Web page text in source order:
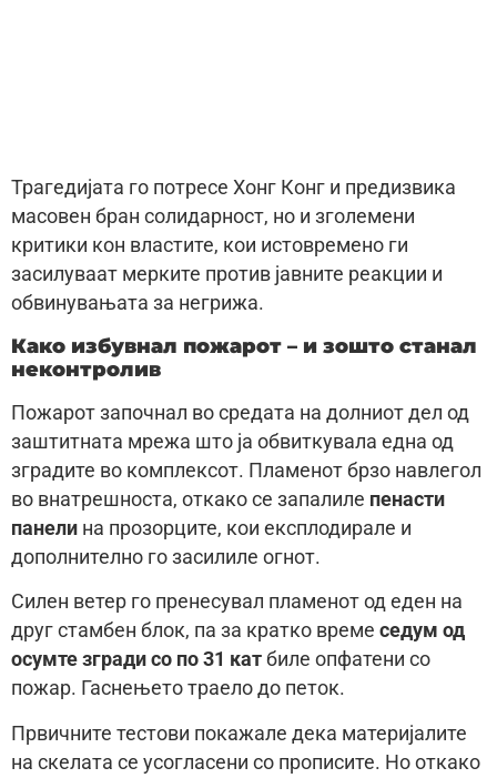
Трагедијата го потресе Хонг Конг и предизвика
масовен бран солидарност, но и зголемени
критики кон властите, кои истовремено ги
засилуваат мерките против јавните реакции и
обвинувањата за негрижа.
Како избувнал пожарот – и зошто станал
неконтролив
Пожарот започнал во средата на долниот дел од
заштитната мрежа што ја обвиткувала една од
зградите во комплексот. Пламенот брзо навлегол
во внатрешноста, откако се запалиле пенасти
панели на прозорците, кои експлодирале и
дополнително го засилиле огнот.
Силен ветер го пренесувал пламенот од еден на
друг стамбен блок, па за кратко време седум од
осумте згради со по 31 кат биле опфатени со
пожар. Гаснењето траело до петок.
Првичните тестови покажале дека материјалите
на скелата се усогласени со прописите. Но откако